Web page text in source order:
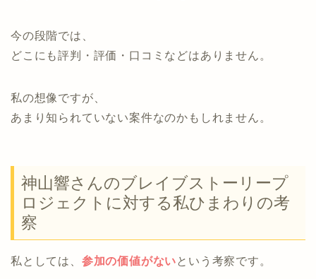
今の段階では、
どこにも評判・評価・口コミなどはありません。
私の想像ですが、
あまり知られていない案件なのかもしれません。
神山響さんのブレイブストーリープ
ロジェクトに対する私ひまわりの考
察
私としては、 参加の価値がないという考察です。